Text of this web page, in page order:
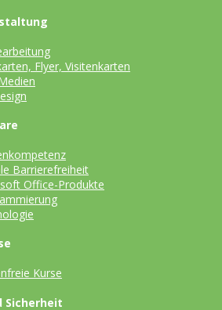
Flyer, Visitenkarten
Barrierefreiheit
Office-Produkte
Kurse
Sicherheit